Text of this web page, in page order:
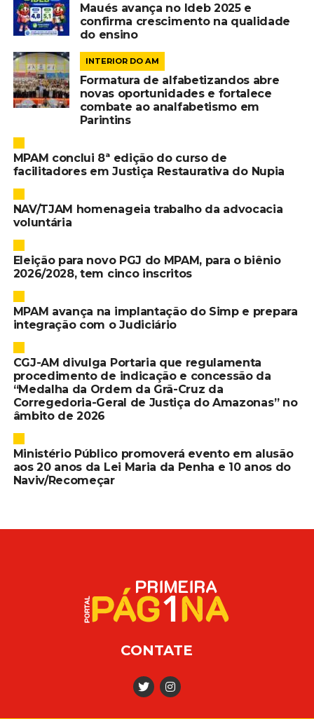
Maués avança no Ideb 2025 e
confirma crescimento na qualidade
do ensino
INTERIOR DO AM
Formatura de alfabetizandos abre
novas oportunidades e fortalece
combate ao analfabetismo em
Parintins
MPAM conclui 8ª edição do curso de
facilitadores em Justiça Restaurativa do Nupia
NAV/TJAM homenageia trabalho da advocacia
voluntária
Eleição para novo PGJ do MPAM, para o biênio
2026/2028, tem cinco inscritos
MPAM avança na implantação do Simp e prepara
integração com o Judiciário
CGJ-AM divulga Portaria que regulamenta
procedimento de indicação e concessão da
“Medalha da Ordem da Grã-Cruz da
Corregedoria-Geral de Justiça do Amazonas” no
âmbito de 2026
Ministério Público promoverá evento em alusão
aos 20 anos da Lei Maria da Penha e 10 anos do
Naviv/Recomeçar
CONTATE